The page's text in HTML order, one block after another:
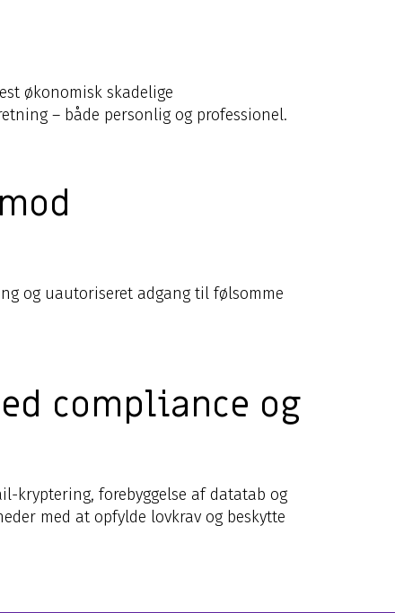
økonomisk skadelige
– både personlig og professionel.
og uautoriseret adgang til følsomme
compliance og
kryptering, forebyggelse af datatab og
med at opfylde lovkrav og beskytte